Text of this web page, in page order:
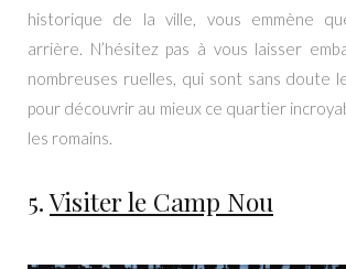
historique de la ville, vous emmène
arrière. N’hésitez pas à vous laisser
nombreuses ruelles, qui sont sans doute
pour découvrir au mieux ce quartier
les romains.
5.Visiter le Camp Nou